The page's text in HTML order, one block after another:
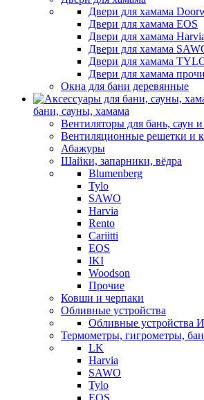
Двери для хамама
Двери для хамама EOS
Двери для хамама
Двери для хамама
Двери для хамама
Двери для хамама
Окна для бани деревянные
бани, сауны, хамама
Вентиляторы для бань, саун
Вентиляционные решетки и
Абажуры
Шайки, запарники, вёдра
Blumenberg
Tylo
SAWO
Harvia
Rento
Cariitti
EOS
IKI
Woodson
Прочие
Ковши и черпаки
Обливные устройства
Обливные устройства
Термометры, гигрометры,
LK
Harvia
SAWO
Tylo
EOS